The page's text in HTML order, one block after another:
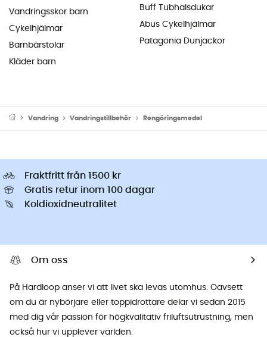
Vandringsskor barn
Cykelhjälmar
Barnbärstolar
Kläder barn
Buff Tubhalsdukar
Abus Cykelhjälmar
Patagonia Dunjackor
Vandring Vandringstillbehör Rengöringsmedel
Fraktfritt från 1500 kr
Gratis retur inom 100 dagar
Koldioxidneutralitet
Om oss
På Hardloop anser vi att livet ska levas utomhus. Oavsett
om du är nybörjare eller toppidrottare delar vi sedan 2015
med dig vår passion för högkvalitativ friluftsutrustning, men
också hur vi upplever världen.